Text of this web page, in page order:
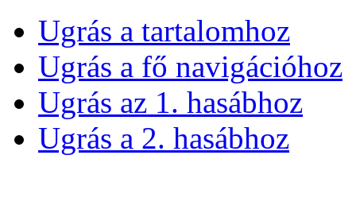
Ugrás a tartalomhoz
Ugrás a fő navigációhoz
Ugrás az 1. hasábhoz
Ugrás a 2. hasábhoz